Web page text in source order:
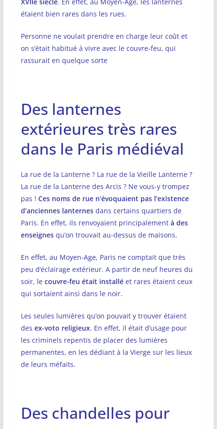
étaient bien rares dans les rues.
Personne ne voulait prendre en charge leur coût et
on s’était habitué à vivre avec le couvre-feu, qui
rassurait en quelque sorte
Des lanternes
extérieures très rares
dans le Paris médiéval
La rue de la Lanterne ? La rue de la Vieille Lanterne ?
La rue de la Lanterne des Arcis ? Ne vous-y trompez
pas ! Ces noms de rue n’évoquaient pas l’existence
d’anciennes lanternesdans certains quartiers de
Paris. En effet, ils renvoyaient principalement à des
enseignesqu’on trouvait au-dessus de maisons.
En effet, au Moyen-Age, Paris ne comptait que très
peu d’éclairage extérieur. A partir de neuf heures du
soir, le couvre-feu était installéet rares étaient ceux
qui sortaient ainsi dans le noir.
Les seules lumières qu’on pouvait y trouver étaient
des ex-voto religieux. En effet, il était d’usage pour
les criminels repentis de placer des lumières
permanentes, en les dédiant à la Vierge sur les lieux
de leurs méfaits.
Des chandelles pour